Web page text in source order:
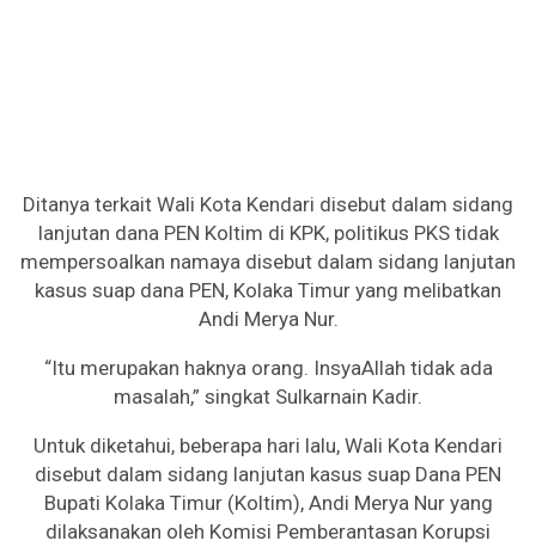
Ditanya terkait Wali Kota Kendari disebut dalam sidang
lanjutan dana PEN Koltim di KPK, politikus PKS tidak
mempersoalkan namaya disebut dalam sidang lanjutan
kasus suap dana PEN, Kolaka Timur yang melibatkan
Andi Merya Nur.
“Itu merupakan haknya orang. InsyaAllah tidak ada
masalah,” singkat Sulkarnain Kadir.
Untuk diketahui, beberapa hari lalu, Wali Kota Kendari
disebut dalam sidang lanjutan kasus suap Dana PEN
Bupati Kolaka Timur (Koltim), Andi Merya Nur yang
dilaksanakan oleh Komisi Pemberantasan Korupsi